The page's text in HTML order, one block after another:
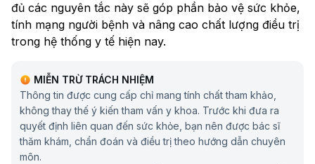
đủ các nguyên tắc này sẽ góp phần bảo vệ sức khỏe,
tính mạng người bệnh và nâng cao chất lượng điều trị
trong hệ thống y tế hiện nay.
MIỄN TRỪ TRÁCH NHIỆM
Thông tin được cung cấp chỉ mang tính chất tham khảo,
không thay thế ý kiến tham vấn y khoa. Trước khi đưa ra
quyết định liên quan đến sức khỏe, bạn nên được bác sĩ
thăm khám, chẩn đoán và điều trị theo hướng dẫn chuyên
môn.